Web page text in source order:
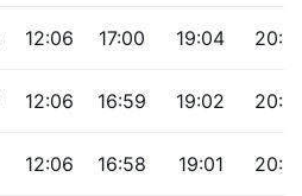
12:06 17:00 19:04
12:06 16:59 19:02
12:06 16:58 19:01